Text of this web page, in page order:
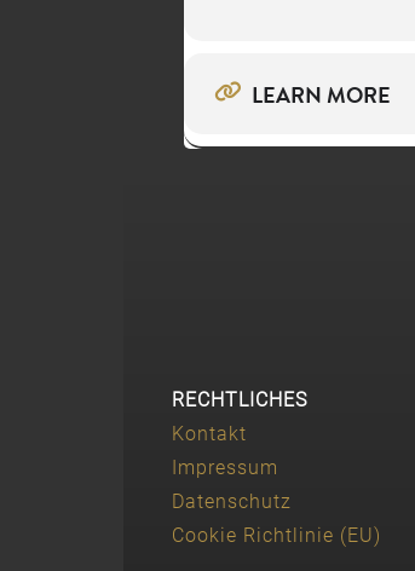
LEARN MORE
RECHTLICHES
Kontakt
Impressum
Datenschutz
Cookie Richtlinie (EU)